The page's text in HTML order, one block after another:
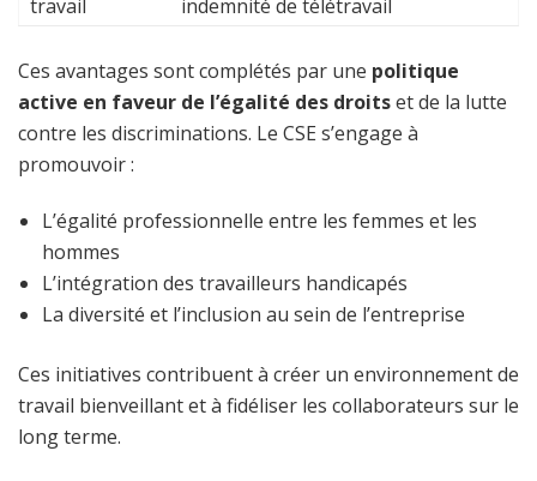
travail indemnité de télétravail
Ces avantages sont complétés par une politique
active en faveur de l’égalité des droitset de la lutte
contre les discriminations. Le CSE s’engage à
promouvoir :
L’égalité professionnelle entre les femmes et les
hommes
L’intégration des travailleurs handicapés
La diversité et l’inclusion au sein de l’entreprise
Ces initiatives contribuent à créer un environnement de
travail bienveillant et à fidéliser les collaborateurs sur le
long terme.